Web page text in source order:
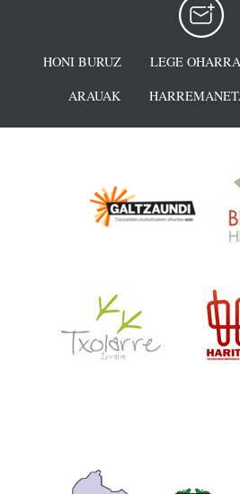
HONI BURUZ LEGE OHARRA
ARAUAK